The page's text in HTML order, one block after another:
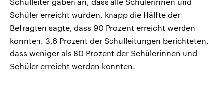
Schulleiter gaben an, dass alle Schülerinnen und
Schüler erreicht wurden, knapp die Hälfte der
Befragten sagte, dass 90 Prozent erreicht werden
konnten. 3,6 Prozent der Schulleitungen berichteten,
dass weniger als 80 Prozent der Schülerinnen und
Schüler erreicht werden konnten.